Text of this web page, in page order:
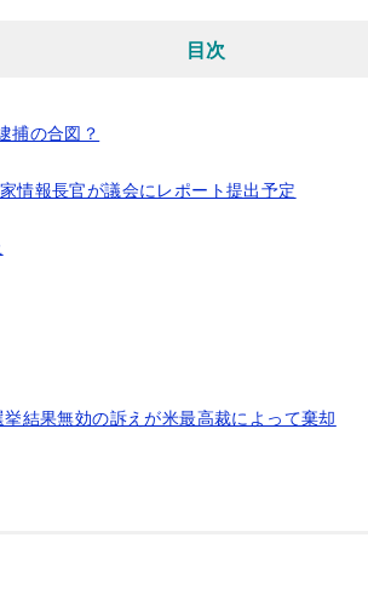
目次
捕の合図？
情報長官が議会にレポート提出予定
結果無効の訴えが米最高裁によって棄却